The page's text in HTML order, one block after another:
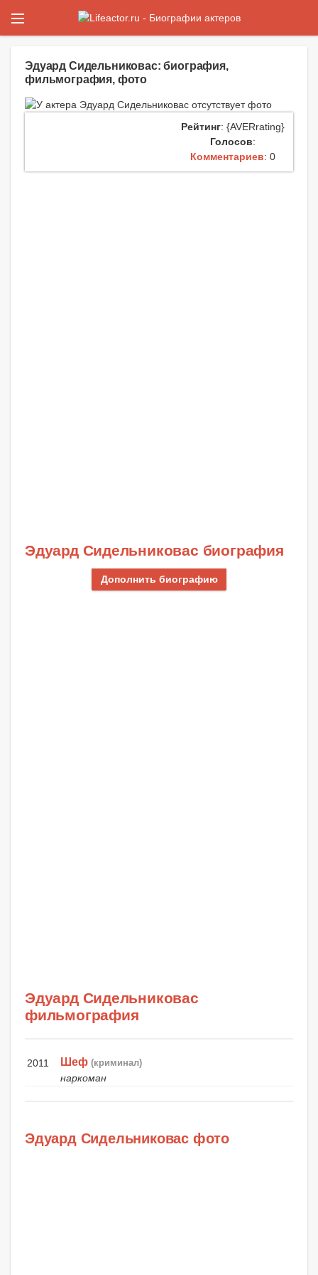
Эдуард Сидельниковас: биография,
фильмография, фото
Рейтинг: {AVERrating}
Голосов:
Комментариев: 0
Эдуард Сидельниковас биография
Дополнить биографию
Эдуард Сидельниковас
фильмография
2011 Шеф (криминал)
наркоман
Эдуард Сидельниковас фото